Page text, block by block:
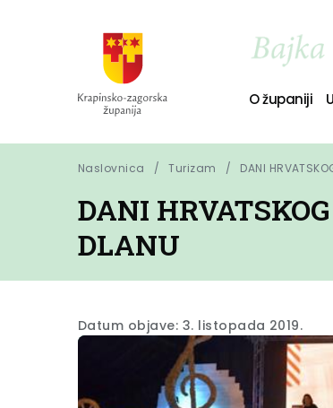
O županiji
Naslovnica Turizam DANI
DANI
DLANU
Datum objave: 3. listopada 2019.